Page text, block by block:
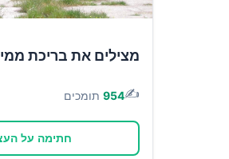
מצילים את בריכת
✍️
954 תומכים
חתימה על